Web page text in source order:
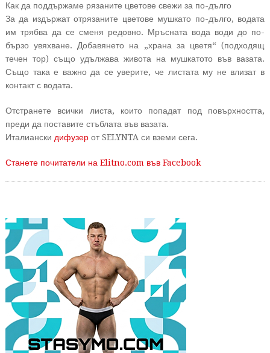
Как да поддържаме рязаните цветове свежи за по-дълго
За да издържат отрязаните цветове мушкато по-дълго, водата
им трябва да се сменя редовно. Мръсната вода води до по-
бързо увяхване. Добавянето на „храна за цветя“ (подходящ
течен тор) също удължава живота на мушкатото във вазата.
Също така е важно да се уверите, че листата му не влизат в
контакт с водата.
Отстранете всички листа, които попадат под повърхността,
преди да поставите стъблата във вазата.
Италиански дифузерот SELYNTA си вземи сега.
Станете почитатели на Elitno.com във Facebook